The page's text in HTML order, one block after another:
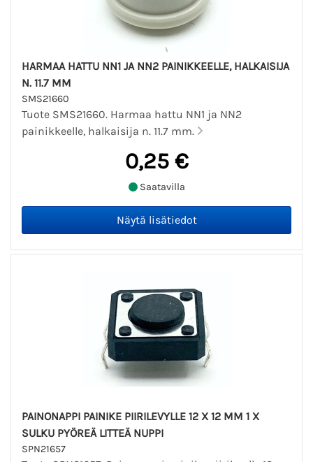
HARMAA HATTU NN1 JA NN2 PAINIKKEELLE, HALKAISIJA
N. 11.7 MM
SMS21660
Tuote SMS21660. Harmaa hattu NN1 ja NN2
painikkeelle, halkaisija n. 11.7 mm.
0,25 €
Saatavilla
PAINONAPPI PAINIKE PIIRILEVYLLE 12 X 12 MM 1 X
SULKU PYÖREÄ LITTEÄ NUPPI
SPN21657